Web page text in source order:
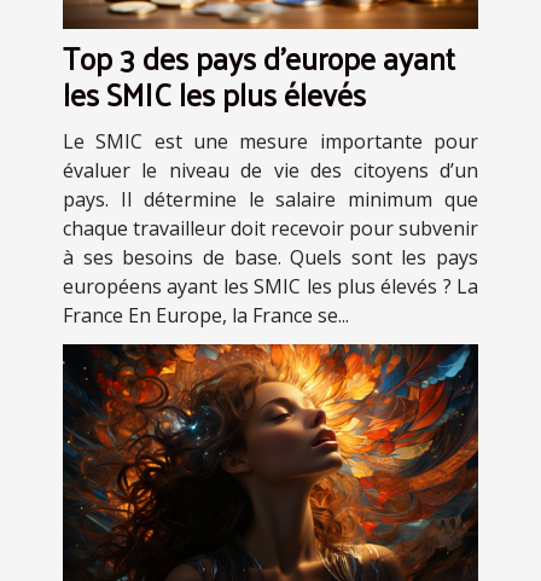
Top 3 des pays d'europe ayant
les SMIC les plus élevés
Le SMIC est une mesure importante pour
évaluer le niveau de vie des citoyens d’un
pays. Il détermine le salaire minimum que
chaque travailleur doit recevoir pour subvenir
à ses besoins de base. Quels sont les pays
européens ayant les SMIC les plus élevés ? La
France En Europe, la France se...